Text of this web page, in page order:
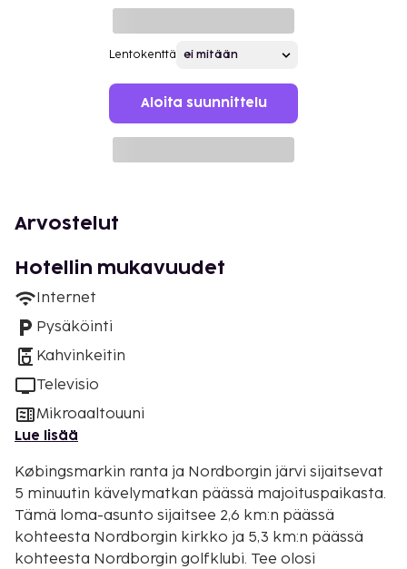
Lentokenttä
Aloita suunnittelu
Arvostelut
Hotellin mukavuudet
Internet
Pysäköinti
Kahvinkeitin
Televisio
Mikroaaltouuni
Lue lisää
Købingsmarkin ranta ja Nordborgin järvi sijaitsevat
5 minuutin kävelymatkan päässä majoituspaikasta.
Tämä loma-asunto sijaitsee 2,6 km:n päässä
kohteesta Nordborgin kirkko ja 5,3 km:n päässä
kohteesta Nordborgin golfklubi. Tee olosi